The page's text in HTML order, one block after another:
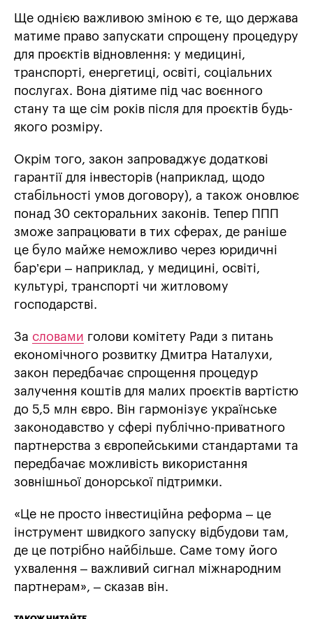
Ще однією важливою зміною є те, що держава
матиме право запускати спрощену процедуру
для проєктів відновлення: у медицині,
транспорті, енергетиці, освіті, соціальних
послугах. Вона діятиме під час воєнного
стану та ще сім років після для проєктів будь-
якого розміру.
Окрім того, закон запроваджує додаткові
гарантії для інвесторів (наприклад, щодо
стабільності умов договору), а також оновлює
понад 30 секторальних законів. Тепер ППП
зможе запрацювати в тих сферах, де раніше
це було майже неможливо через юридичні
бар’єри – наприклад, у медицині, освіті,
культурі, транспорті чи житловому
господарстві.
За словами голови комітету Ради з питань
економічного розвитку Дмитра Наталухи,
закон передбачає спрощення процедур
залучення коштів для малих проєктів вартістю
до 5,5 млн євро. Він гармонізує українське
законодавство у сфері публічно-приватного
партнерства з європейськими стандартами та
передбачає можливість використання
зовнішньої донорської підтримки.
«Це не просто інвестиційна реформа – це
інструмент швидкого запуску відбудови там,
де це потрібно найбільше. Саме тому його
ухвалення – важливий сигнал міжнародним
партнерам», – сказав він.